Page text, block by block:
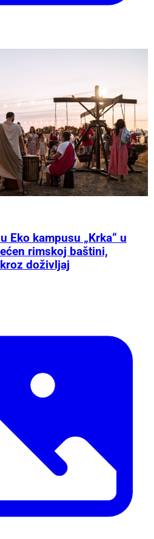
Eko kampusu „Krka“ u
rimskoj baštini,
doživljaj